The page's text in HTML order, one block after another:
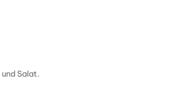
Salat.